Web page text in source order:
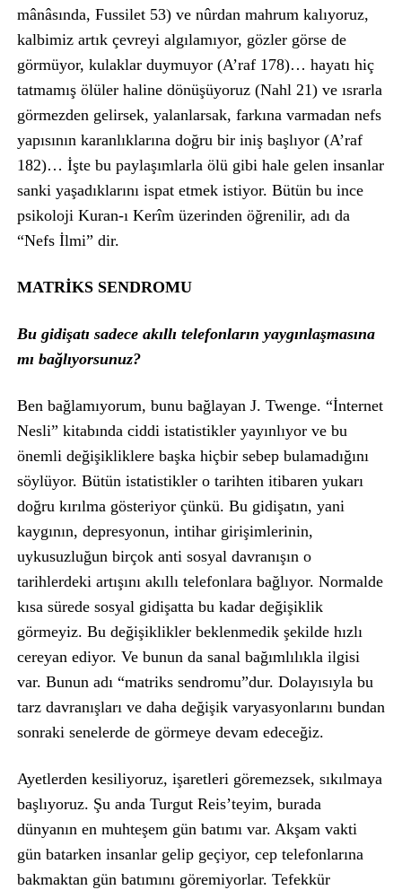
mânâsında, Fussilet 53) ve nûrdan mahrum kalıyoruz,
kalbimiz artık çevreyi algılamıyor, gözler görse de
görmüyor, kulaklar duymuyor (A’raf 178)… hayatı hiç
tatmamış ölüler haline dönüşüyoruz (Nahl 21) ve ısrarla
görmezden gelirsek, yalanlarsak, farkına varmadan nefs
yapısının karanlıklarına doğru bir iniş başlıyor (A’raf
182)… İşte bu paylaşımlarla ölü gibi hale gelen insanlar
sanki yaşadıklarını ispat etmek istiyor. Bütün bu ince
psikoloji Kuran-ı Kerîm üzerinden öğrenilir, adı da
“Nefs İlmi” dir.
MATRİKS SENDROMU
Bu gidişatı sadece akıllı telefonların yaygınlaşmasına
mı bağlıyorsunuz?
Ben bağlamıyorum, bunu bağlayan J. Twenge. “İnternet
Nesli” kitabında ciddi istatistikler yayınlıyor ve bu
önemli değişikliklere başka hiçbir sebep bulamadığını
söylüyor. Bütün istatistikler o tarihten itibaren yukarı
doğru kırılma gösteriyor çünkü. Bu gidişatın, yani
kaygının, depresyonun, intihar girişimlerinin,
uykusuzluğun birçok anti sosyal davranışın o
tarihlerdeki artışını akıllı telefonlara bağlıyor. Normalde
kısa sürede sosyal gidişatta bu kadar değişiklik
görmeyiz. Bu değişiklikler beklenmedik şekilde hızlı
cereyan ediyor. Ve bunun da sanal bağımlılıkla ilgisi
var. Bunun adı “matriks sendromu”dur. Dolayısıyla bu
tarz davranışları ve daha değişik varyasyonlarını bundan
sonraki senelerde de görmeye devam edeceğiz.
Ayetlerden kesiliyoruz, işaretleri göremezsek, sıkılmaya
başlıyoruz. Şu anda Turgut Reis’teyim, burada
dünyanın en muhteşem gün batımı var. Akşam vakti
gün batarken insanlar gelip geçiyor, cep telefonlarına
bakmaktan gün batımını göremiyorlar. Tefekkür